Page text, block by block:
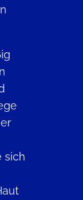
sich